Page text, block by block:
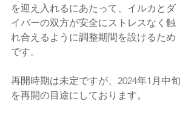
を迎え入れるにあたって、イルカとダ
イバーの双方が安全にストレスなく触
れ合えるように調整期間を設けるため
です。
再開時期は未定ですが、2024年1月中旬
を再開の目途にしております。